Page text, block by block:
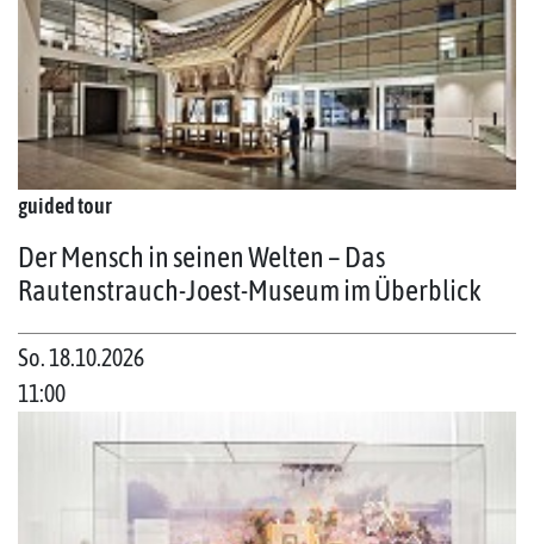
guided tour
Der Mensch in seinen Welten – Das
Rautenstrauch-Joest-Museum im Überblick
So. 18.10.2026
11:00